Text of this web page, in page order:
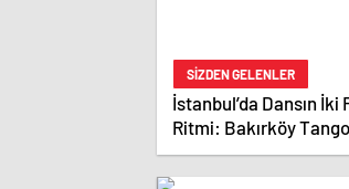
SIZDEN GELENLER
İstanbul’da Dansın İki
Ritmi: Bakırköy
Kadıköy Salsa Kursları